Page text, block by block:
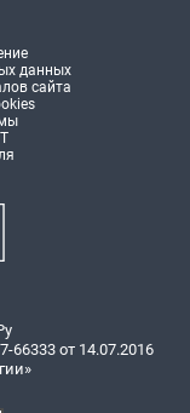
данных
сайта
от 14.07.2016